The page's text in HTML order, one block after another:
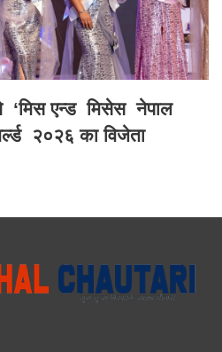
‘मिस एन्ड मिसेस नेपाल
२०२६ का विजेता